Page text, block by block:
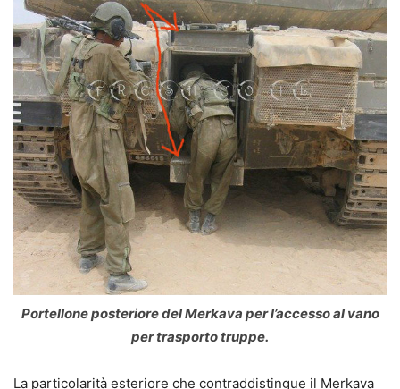
Portellone posteriore del Merkava per l’accesso al vano
per trasporto truppe.
La particolarità esteriore che contraddistingue il Merkava